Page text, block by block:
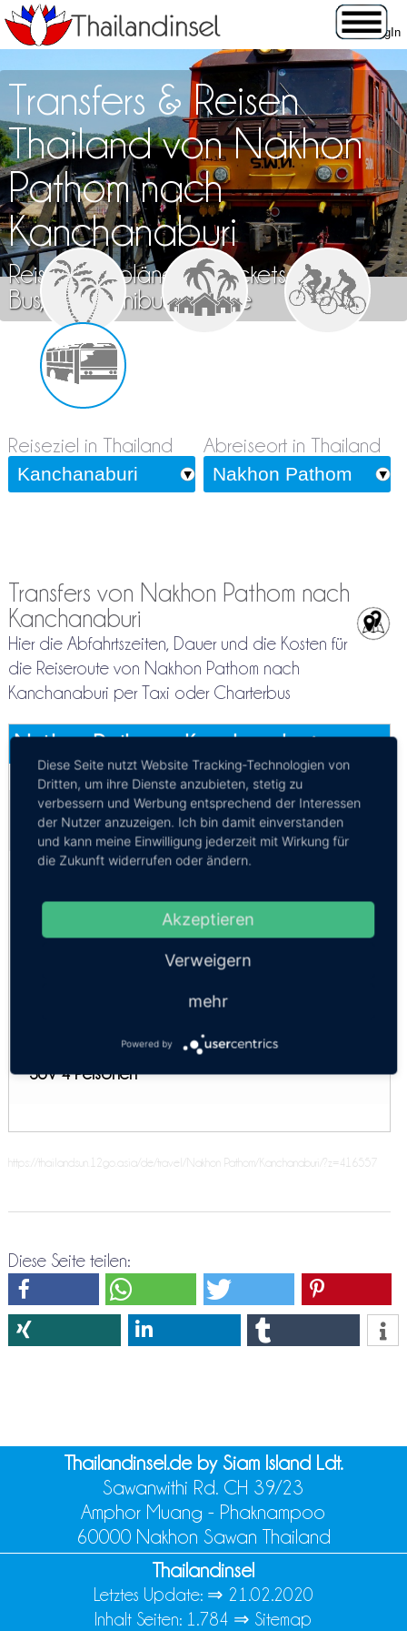
Transfers & Reisen
Thailand von Nakhon
Pathom nach
Kanchanaburi
Reisen, Fahrpläne und Tickets für Zug,
Bus, Flug, Minibus & Fähre
Reiseziel in Thailand Abreiseort in Thailand
Transfers von Nakhon Pathom nach
Kanchanaburi
Hier die Abfahrtszeiten, Dauer und die Kosten für
die Reiseroute von Nakhon Pathom nach
Kanchanaburi per Taxi oder Charterbus
Nakhon Pathom - Kanchanaburi
Mehr Infos / Tickets
Privattransfer Nakhon Pathom - Kanchanaburi
Kosten:EUR 86.32–463.77 Dauer:1h 22m – 11h 30m
Luxus VIP Minibus 9 pax
Komfort 3pax
Luxus-SUV für 4 Personen
Economy 3 Pers.
SUV 4 Personen
https://thailandsun.12go.asia/de/travel/Nakhon Pathom/Kanchanaburi/?z=416557
Diese Seite teilen:
Thailandinsel.de by Siam Island Ldt.
Sawanwithi Rd. CH 39/23
Amphor Muang - Phaknampoo
60000 Nakhon Sawan Thailand
Thailandinsel
Letztes Update: ⇒ 21.02.2020
Inhalt Seiten: 1.784 ⇒ Sitemap
Diese Seite nutzt Website Tracking-Technologien von
Dritten, um ihre Dienste anzubieten, stetig zu
verbessern und Werbung entsprechend der Interessen
der Nutzer anzuzeigen. Ich bin damit einverstanden
und kann meine Einwilligung jederzeit mit Wirkung für
die Zukunft widerrufen oder ändern.
Akzeptieren
Verweigern
mehr
Powered by